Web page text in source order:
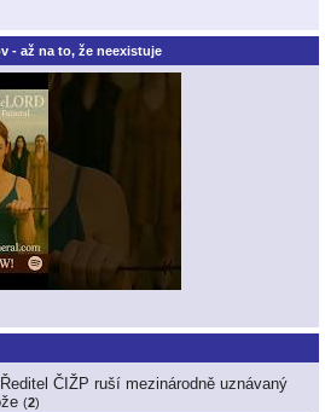
- až na to, že neexistuje
ČIŽP ruší mezinárodně uznávaný
(2)